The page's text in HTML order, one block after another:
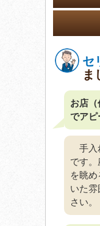
セ
ま
お店（
でアピ
手入
です
を眺
いた
さい。